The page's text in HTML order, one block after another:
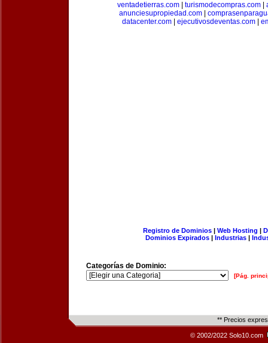
ventadetierras.com
turismodecompras.com
anunciesupropiedad.com|
datacenter.com
ejecutivosdeventas.com
Registro de Dominios| Web Hosting |
Dominios Expirados | Industrias |
Categorías de Dominio:
[Pág.
** Precios
© 2002/2022 Solo10.com